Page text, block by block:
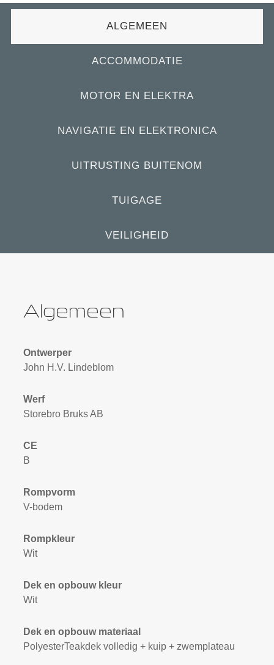
Algemeen
Ontwerper
John H.V. Lindeblom
Werf
Storebro Bruks AB
CE
B
Rompvorm
V-bodem
Rompkleur
Wit
Dek en opbouw kleur
Wit
Dek en opbouw materiaal
PolyesterTeakdek volledig + kuip + zwemplateau
ALGEMEEN
ACCOMMODATIE
MOTOR EN ELEKTRA
NAVIGATIE EN ELEKTRONICA
UITRUSTING BUITENOM
TUIGAGE
VEILIGHEID